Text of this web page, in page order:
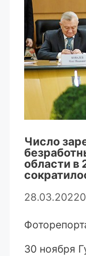
Число
области в
28.03.2022
30 ноября